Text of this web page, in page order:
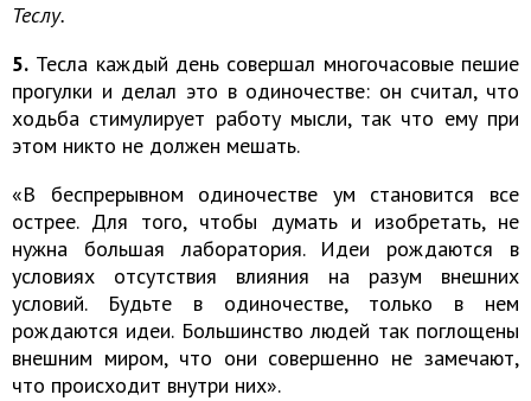
Теслу.
5. Тесла каждый день совершал многочасовые пешие
прогулки и делал это в одиночестве: он считал, что
ходьба стимулирует работу мысли, так что ему при
этом никто не должен мешать.
«В беспрерывном одиночестве ум становится все
острее. Для того, чтобы думать и изобретать, не
нужна большая лаборатория. Идеи рождаются в
условиях отсутствия влияния на разум внешних
условий. Будьте в одиночестве, только в нем
рождаются идеи. Большинство людей так поглощены
внешним миром, что они совершенно не замечают,
что происходит внутри них».